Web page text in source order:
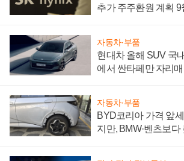
추가 주주환원 계획 9
자동차·부품
현대차 올해 SUV 국
에서 싼타페만 자리
자동차·부품
BYD코리아 가격 앞
지만, BMW·벤츠보